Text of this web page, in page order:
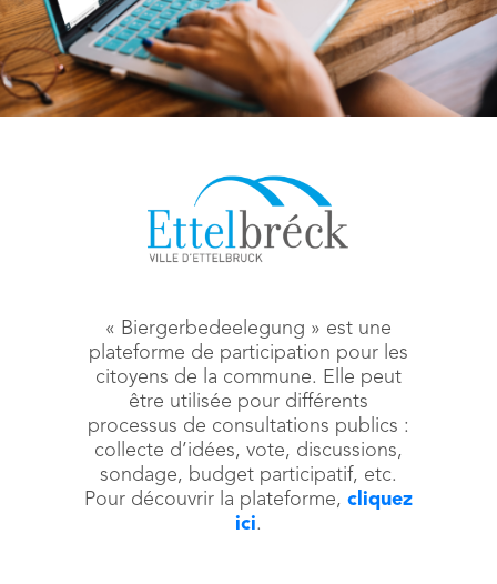
« Biergerbedeelegung » est une
plateforme de participation pour les
citoyens de la commune. Elle peut
être utilisée pour différents
processus de consultations publics :
collecte d’idées, vote, discussions,
sondage, budget participatif, etc.
Pour découvrir la plateforme, cliquez
ici.